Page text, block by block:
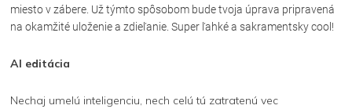
miesto v zábere. Už týmto spôsobom bude tvoja úprava pripravená
na okamžité uloženie a zdieľanie. Super ľahké a sakramentsky cool!
AI editácia
Nechaj umelú inteligenciu, nech celú tú zatratenú vec